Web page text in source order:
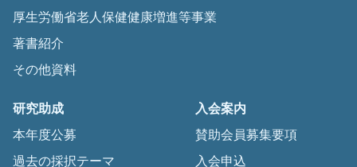
厚生労働省老人保健健康増進等事業
著書紹介
その他資料
研究助成
本年度公募
過去の採択テーマ
入会案内
賛助会員募集要項
入会申込